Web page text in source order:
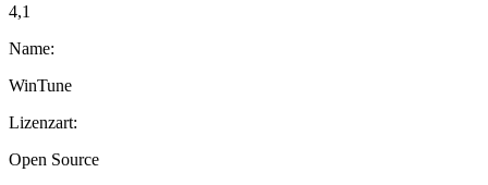
4,1
Name:
WinTune
Lizenzart:
Open Source